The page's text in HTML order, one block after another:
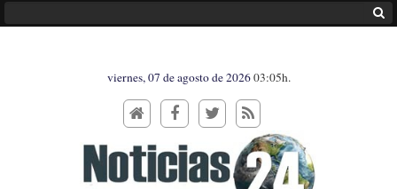
viernes, 07 de agosto de 202603:05h.